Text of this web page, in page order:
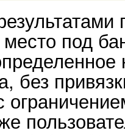
под
без